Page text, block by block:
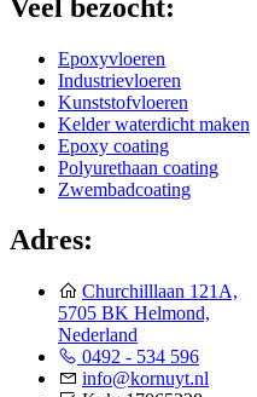
Veel bezocht:
Epoxyvloeren
Industrievloeren
Kunststofvloeren
Kelder waterdicht maken
Epoxy coating
Polyurethaan coating
Zwembadcoating
Adres:
Churchilllaan 121A,
5705 BK Helmond,
Nederland
0492 - 534 596
info@kornuyt.nl